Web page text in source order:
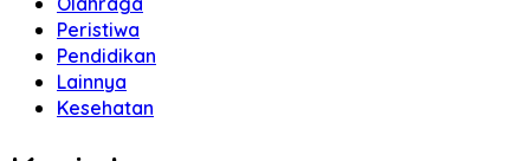
Peristiwa
Pendidikan
Lainnya
Kesehatan